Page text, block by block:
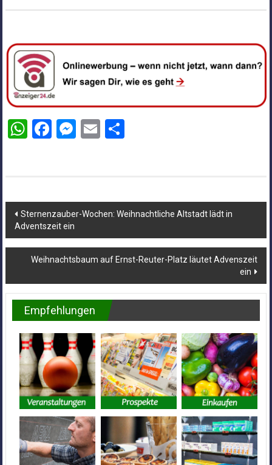
WhatsApp
Facebook
Messenger
EmailTeilen
Beitragsnavigation
Sternenzauber-Wochen: Weihnachtliche Altstadt lädt in
Adventszeit ein
Weihnachtsbaum auf Ernst-Reuter-Platz läutet Advenszeit
ein
Empfehlungen